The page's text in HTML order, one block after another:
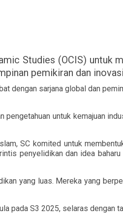
Studies (OCIS) untuk
pemikiran dan
dengan sarjana global dan
untuk kemajuan
SC komited untuk
penyelidikan dan idea baharu
yang luas. Mereka yang
pada S3 2025, selaras dengan